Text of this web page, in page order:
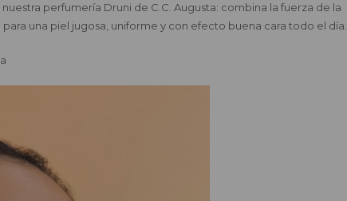
perfumería Druni de C.C. Augusta: combina la fuerza de la
una piel jugosa, uniforme y con efecto buena cara todo el día.